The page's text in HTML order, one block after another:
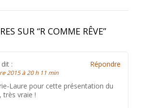
SUR “R COMME RÊVE”
dit :
2015 à 20 h 11 min
Laure pour cette présentation du
très vraie !
Répondre